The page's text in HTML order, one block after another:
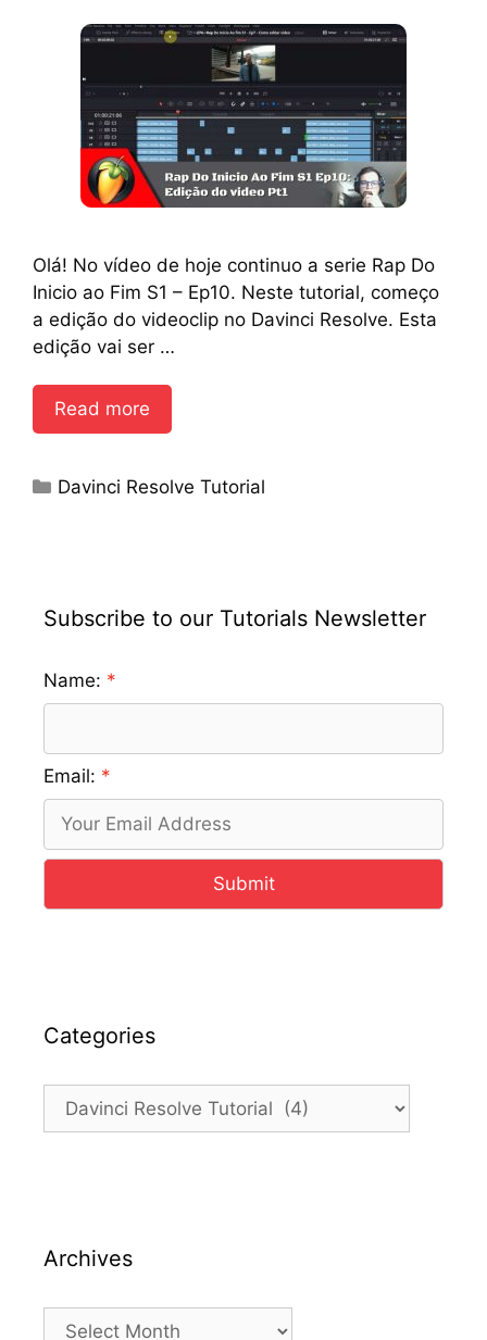
Olá! No vídeo de hoje continuo a serie Rap Do
Inicio ao Fim S1 – Ep10. Neste tutorial, começo
a edição do videoclip no Davinci Resolve. Esta
edição vai ser …
Read more
Categories
Davinci Resolve Tutorial
Subscribe to our Tutorials Newsletter
Name:
Email:
Submit
Categories
Categories
Archives
Archives